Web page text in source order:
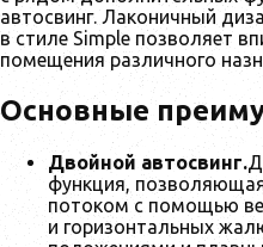
автосвинг. Лаконичный
в стиле Simple позволяет
помещения различного
Основные
Двойной автосвинг.
функция,
потоком с помощью
и горизонтальных